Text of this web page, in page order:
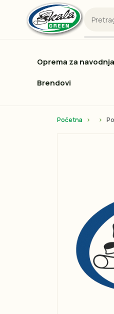
Oprema za
Brendovi
Početna